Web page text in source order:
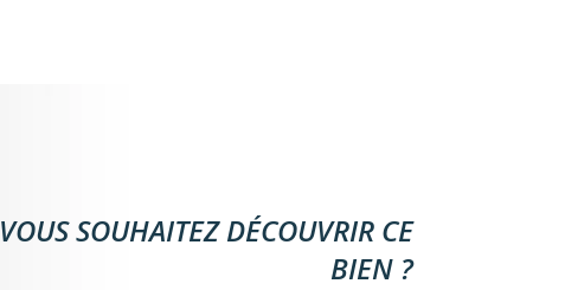
VOUS SOUHAITEZ DÉCOUVRIR CE
BIEN ?